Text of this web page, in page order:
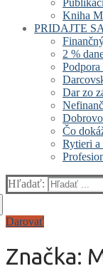
Kniha
PRIDAJTE
2 %
Podpora
Dar zo
Čo
Rytieri
Hľadať:
Darovať
Značka: